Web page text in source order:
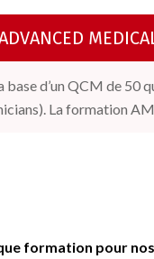
d’un QCM de 50
cians). La formation
formation pour